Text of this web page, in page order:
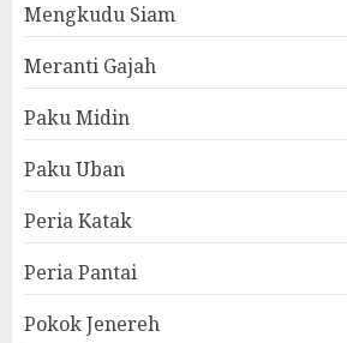
Mengkudu Siam
Meranti Gajah
Paku Midin
Paku Uban
Peria Katak
Peria Pantai
Pokok Jenereh